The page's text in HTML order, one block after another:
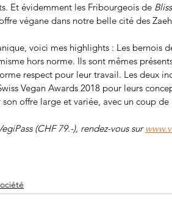
Et évidemment les Fribourgeois de Bliss
végane dans notre belle cité des
voici mes highlights : Les bernois
hors norme. Ils sont mêmes
respect pour leur travail. Les deux
Vegan Awards 2018 pour leurs
son offre large et variée, avec un coup
(CHF 79.-), rendez-vous sur